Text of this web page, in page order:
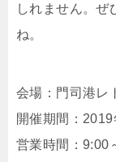
しれません。ぜ
ね。
会場：門司港レ
開催期間：
営業時間：9:00